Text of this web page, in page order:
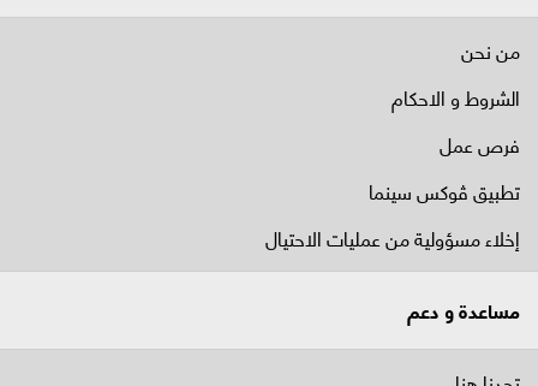
من نحن
الشروط و الاحكام
فرص عمل
تطبيق ڤوكس سينما
إخلاء مسؤولية من عمليات الاحتيال
مساعدة و دعم